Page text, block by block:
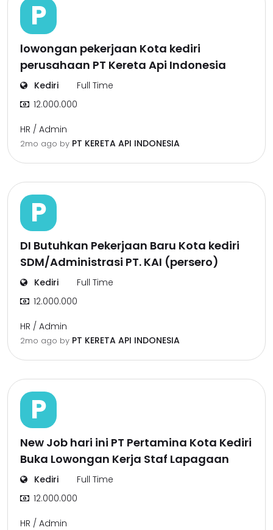
P
lowongan pekerjaan Kota kediri
perusahaan PT Kereta Api Indonesia
Kediri
Full Time
12.000.000
HR / Admin
2mo ago by PT KERETA API INDONESIA
P
DI Butuhkan Pekerjaan Baru Kota kediri
SDM/Administrasi PT. KAI (persero)
Kediri
Full Time
12.000.000
HR / Admin
2mo ago by PT KERETA API INDONESIA
P
New Job hari ini PT Pertamina Kota Kediri
Buka Lowongan Kerja Staf Lapagaan
Kediri
Full Time
12.000.000
HR / Admin